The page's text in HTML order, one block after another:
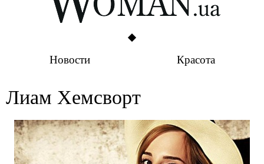
Новости Красота
Лиам Хемсворт